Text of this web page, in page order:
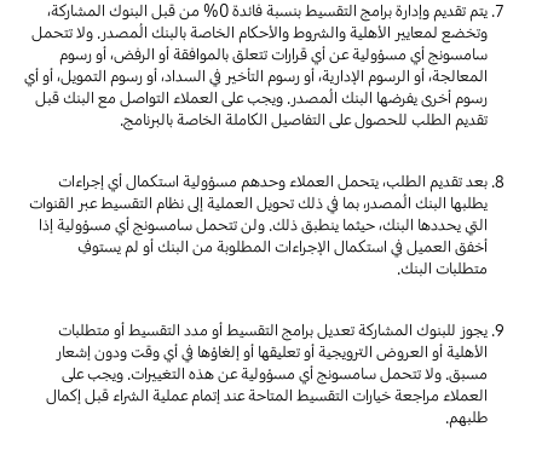
يتم تقديم وإدارة برامج التقسيط بنسبة فائدة 0% من قبل البنوك المشاركة،
وتخضع لمعايير الأهلية والشروط والأحكام الخاصة بالبنك المُصدر. ولا تتحمل
سامسونج أي مسؤولية عن أي قرارات تتعلق بالموافقة أو الرفض، أو رسوم
المعالجة، أو الرسوم الإدارية، أو رسوم التأخير في السداد، أو رسوم التمويل، أو أي
رسوم أخرى يفرضها البنك المُصدر. ويجب على العملاء التواصل مع البنك قبل
تقديم الطلب للحصول على التفاصيل الكاملة الخاصة بالبرنامج.
بعد تقديم الطلب، يتحمل العملاء وحدهم مسؤولية استكمال أي إجراءات
يطلبها البنك المُصدر، بما في ذلك تحويل العملية إلى نظام التقسيط عبر القنوات
التي يحددها البنك، حيثما ينطبق ذلك. ولن تتحمل سامسونج أي مسؤولية إذا
أخفق العميل في استكمال الإجراءات المطلوبة من البنك أو لم يستوفِ
متطلبات البنك.
يجوز للبنوك المشاركة تعديل برامج التقسيط أو مدد التقسيط أو متطلبات
الأهلية أو العروض الترويجية أو تعليقها أو إلغاؤها في أي وقت ودون إشعار
مسبق. ولا تتحمل سامسونج أي مسؤولية عن هذه التغييرات. ويجب على
العملاء مراجعة خيارات التقسيط المتاحة عند إتمام عملية الشراء قبل إكمال
طلبهم.